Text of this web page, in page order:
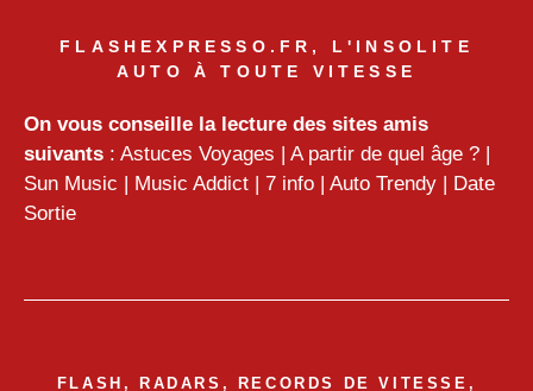
FLASHEXPRESSO.FR, L'INSOLITE
AUTO À TOUTE VITESSE
On vous conseille la lecture des sites amis
suivants : Astuces Voyages | A partir de quel âge ? |
Sun Music | Music Addict | 7 info | Auto Trendy | Date
Sortie
FLASH, RADARS, RECORDS DE VITESSE,